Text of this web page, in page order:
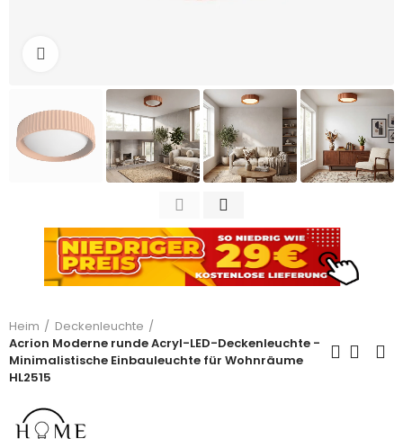
Heim
Deckenleuchte
Acrion Moderne runde Acryl-LED-Deckenleuchte -
Minimalistische Einbauleuchte für Wohnräume
HL2515